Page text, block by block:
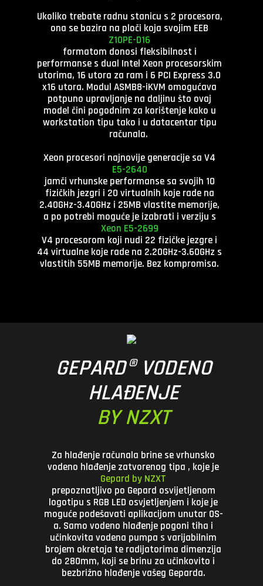
Ukoliko trebate radnu stanicu s 2 procesora,
ona se bazira na ploči
Z10PE-D16
koja svojim EEB
formatom donosi fleksibilnost i
performanse s dual Intel Xeon procesorskim
utorima, 16 utora za ram i 6 PCI Express 3.0
x16 utora. Modul ASMB8-iKVM omogućava
potpuno upravljanje na daljinu što ovaj
model čini pogodnim za korištenje kako u
workstation tipu tako i u datacentar tipu
računala.
Xeon procesori najnovije generacije sa
E5-2640
V4
jamči vrhunske performanse sa svojih 10
fizičkih jezgri i 20 virtualnih koje rade na
2.40GHz-3.40GHz i 25MB vlastite memorije,
a po potrebi moguće je izabrati i verziju s
Xeon E5-2699
V4 procesorom koji nudi 22 fizičke jezgre i
44 virtualne koje rade na 2.20GHz-3.60GHz s
vlastitih 55MB memorije. Bez kompromisa.
GEPARD® VODENO
HLAĐENJE
BY NZXT
Za hlađenje računala brine se vrhunsko
vodeno hlađenje zatvorenog tipa
Gepard by NZXT
, koje je
prepoznatljivo po Gepard osvijetljenom
logotipu s RGB LED osvjetljenjem i koje je
moguće podešavati aplikacijom unutar OS-
a. Samo vodeno hlađenje pogoni tiha i
učinkovita vodena pumpa s varijabilnim
brojem okretaja te radijatorima dimenzija
do 280mm, koji se brinu za učinkovito i
bezbrižno hlađenje vašeg Geparda.